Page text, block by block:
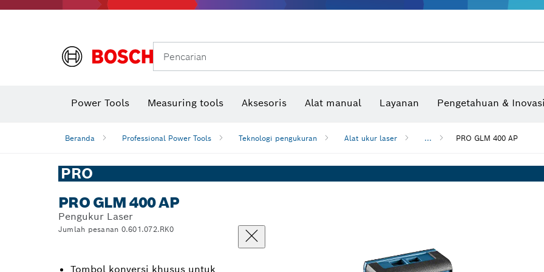
Pencarian
Power Tools Measuring tools Aksesoris Alat manual Layanan Pengetahuan & Inovasi
Beranda Professional Power Tools Teknologi pengukuran Alat ukur laser ... PRO GLM 400 AP
PRO
PRO GLM 400 AP
Pengukur Laser
Jumlah pesanan 0.601.072.RK0
Tombol konversi khusus untuk